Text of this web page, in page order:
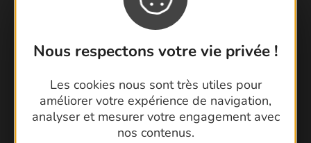
Nous respectons votre vie privée !
Les cookies nous sont très utiles pour
améliorer votre expérience de navigation,
analyser et mesurer votre engagement avec
nos contenus.
Brochures
Cartoguides et Topoguides
Latitude Gard